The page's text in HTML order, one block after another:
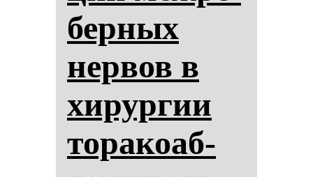
бер­ных
нер­вов в
хи­рур­гии
то­ра­ко­аб­